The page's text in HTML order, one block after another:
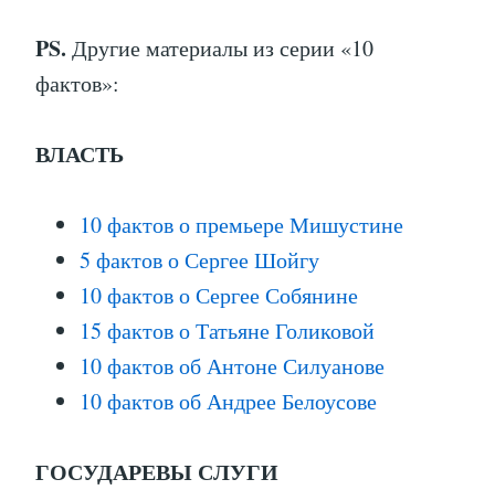
PS. Другие материалы из серии «10
фактов»:
ВЛАСТЬ
10 фактов о премьере Мишустине
5 фактов о Сергее Шойгу
10 фактов о Сергее Собянине
15 фактов о Татьяне Голиковой
10 фактов об Антоне Силуанове
10 фактов об Андрее Белоусове
ГОСУДАРЕВЫ СЛУГИ